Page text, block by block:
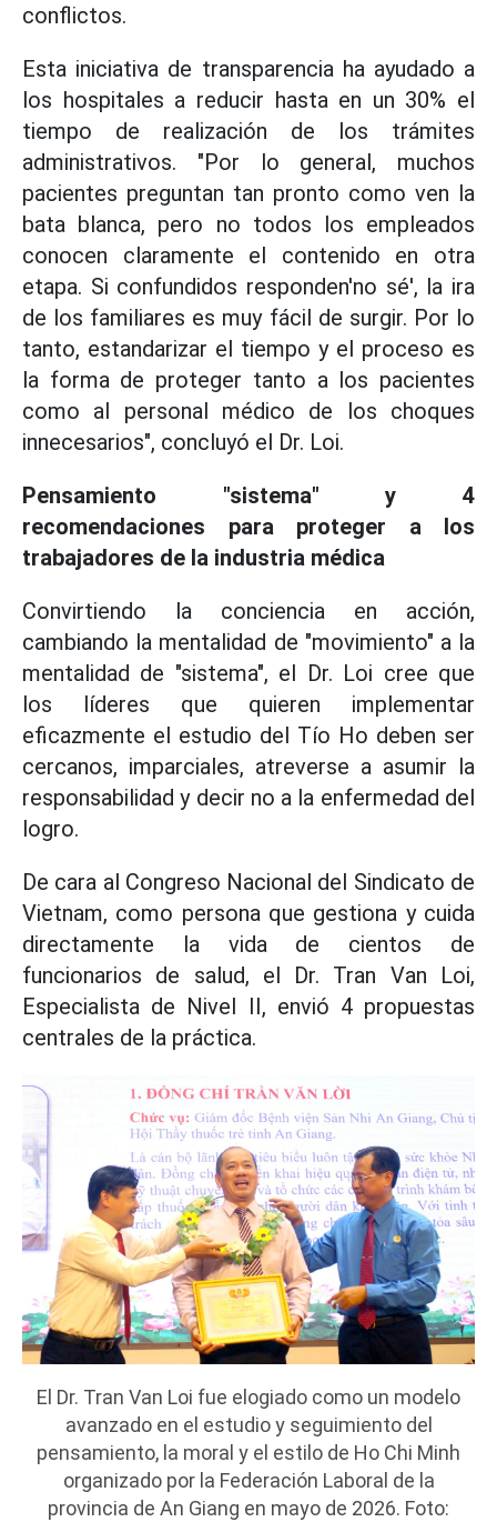
conflictos.
Esta iniciativa de transparencia ha ayudado a
los hospitales a reducir hasta en un 30% el
tiempo de realización de los trámites
administrativos. "Por lo general, muchos
pacientes preguntan tan pronto como ven la
bata blanca, pero no todos los empleados
conocen claramente el contenido en otra
etapa. Si confundidos responden'no sé', la ira
de los familiares es muy fácil de surgir. Por lo
tanto, estandarizar el tiempo y el proceso es
la forma de proteger tanto a los pacientes
como al personal médico de los choques
innecesarios", concluyó el Dr. Loi.
Pensamiento "sistema" y 4
recomendaciones para proteger a los
trabajadores de la industria médica
Convirtiendo la conciencia en acción,
cambiando la mentalidad de "movimiento" a la
mentalidad de "sistema", el Dr. Loi cree que
los líderes que quieren implementar
eficazmente el estudio del Tío Ho deben ser
cercanos, imparciales, atreverse a asumir la
responsabilidad y decir no a la enfermedad del
logro.
De cara al Congreso Nacional del Sindicato de
Vietnam, como persona que gestiona y cuida
directamente la vida de cientos de
funcionarios de salud, el Dr. Tran Van Loi,
Especialista de Nivel II, envió 4 propuestas
centrales de la práctica.
El Dr. Tran Van Loi fue elogiado como un modelo
avanzado en el estudio y seguimiento del
pensamiento, la moral y el estilo de Ho Chi Minh
organizado por la Federación Laboral de la
provincia de An Giang en mayo de 2026. Foto: